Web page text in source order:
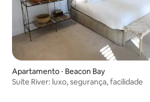
Apartamento ⋅ Beacon Bay
Suíte River: luxo, segurança, facilidade